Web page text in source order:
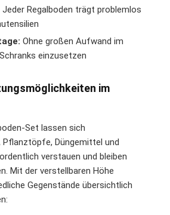
Jeder Regalboden trägt problemlos
Ohne großen Aufwand im
einzusetzen
im
Set lassen sich
Pflanztöpfe, Düngemittel und
verstauen und bleiben
Mit der verstellbaren Höhe
Gegenstände übersichtlich